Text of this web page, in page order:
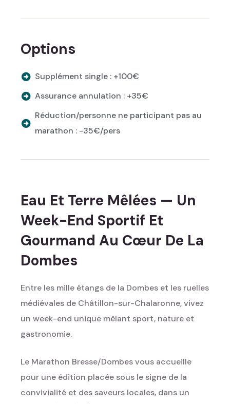
Options
Supplément single : +100€
Assurance annulation : +35€
Réduction/personne ne participant pas au
marathon : -35€/pers
Eau Et Terre Mêlées — Un
Week-End Sportif Et
Gourmand Au Cœur De La
Dombes
Entre les mille étangs de la Dombes et les ruelles
médiévales de Châtillon-sur-Chalaronne, vivez
un week-end unique mêlant sport, nature et
gastronomie.
Le Marathon Bresse/Dombes vous accueille
pour une édition placée sous le signe de la
convivialité et des saveurs locales, dans un